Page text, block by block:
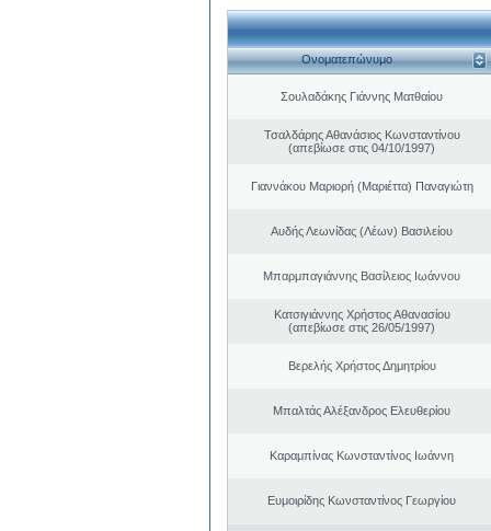
Ονοματεπώνυμο
Σουλαδάκης Γιάννης Ματθαίου
Τσαλδάρης Αθανάσιος Κωνσταντίνου
(απεβίωσε στις 04/10/1997)
Γιαννάκου Μαριορή (Μαριέττα) Παναγιώτη
Αυδής Λεωνίδας (Λέων) Βασιλείου
Μπαρμπαγιάννης Βασίλειος Ιωάννου
Κατσιγιάννης Χρήστος Αθανασίου
(απεβίωσε στις 26/05/1997)
Βερελής Χρήστος Δημητρίου
Μπαλτάς Αλέξανδρος Ελευθερίου
Καραμπίνας Κωνσταντίνος Ιωάννη
Ευμοιρίδης Κωνσταντίνος Γεωργίου